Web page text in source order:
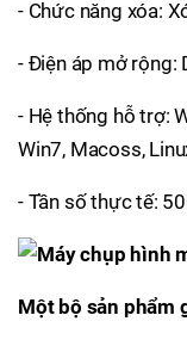
- Chức năng xóa:
- Điện áp mở rộng:
- Hệ thống hỗ trợ:
Win7, Macoss,
- Tần số thực tế:
Một bộ sản phẩm